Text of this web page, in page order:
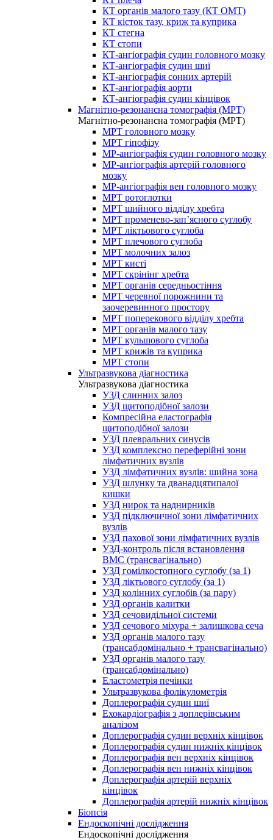
КТ органів малого тазу (КТ ОМТ)
КТ кісток тазу, криж та куприка
КТ стегна
КТ стопи
КТ-ангіографія судин головного мозку
КТ-ангіографія судин шиї
КТ-ангіографія сонних артерій
КТ-ангіографія аорти
КТ-ангіографія судин кінцівок
Магнітно-резонансна томографія (МРТ)
Магнітно-резонансна томографія (МРТ)
МРТ головного мозку
МРТ гіпофізу
МР-ангіографія судин головного мозку
МР-ангіографія артерій головного
мозку
МР-ангіографія вен головного мозку
МРТ ротоглотки
МРТ шийного відділу хребта
МРТ променево-зап’ясного суглобу
МРТ ліктьового суглоба
МРТ плечового суглоба
МРТ молочних залоз
МРТ кисті
МРТ скрінінг хребта
МРТ органів середньостіння
МРТ черевної порожнини та
заочеревинного простору
МРТ поперекового відділу хребта
МРТ органів малого тазу
МРТ кульшового суглоба
МРТ крижів та куприка
МРТ стопи
Ультразвукова діагностика
Ультразвукова діагностика
УЗД слинних залоз
УЗД щитоподібної залози
Компресійна еластографія
щитоподібної залози
УЗД плевральних синусів
УЗД комплексно переферійні зони
лімфатичних вузлів
УЗД лімфатичних вузлів: шийна зона
УЗД шлунку та дванадцятипалої
кишки
УЗД нирок та наднирників
УЗД підключичної зони лімфатичних
вузлів
УЗД пахової зони лімфатичних вузлів
УЗД-контроль після встановлення
ВМС (трансвагінально)
УЗД гомілкостопного суглобу (за 1)
УЗД ліктьового суглобу (за 1)
УЗД колінних суглобів (за пару)
УЗД органів калитки
УЗД сечовидільної системи
УЗД сечового міхура + залишкова сеча
УЗД органів малого тазу
(трансабдомінально + трансвагінально)
УЗД органів малого тазу
(трансабдомінально)
Еластометрія печінки
Ультразвукова фолікулометрія
Доплерографія судин шиї
Ехокардіографія з доплерівським
аналізом
Доплерографія судин верхніх кінцівок
Доплерографія судин нижніх кінцівок
Доплерографія вен верхніх кінцівок
Доплерографія вен нижніх кінцівок
Доплерографія артерій верхніх
кінцівок
Доплерографія артерій нижніх кінцівок
Біопсія
Ендоскопічні дослідження
Ендоскопічні дослідження